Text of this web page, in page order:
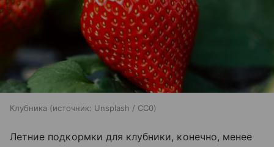
Клубника источник: Unsplash / CC0
Летние подкормки для клубники, конечно, менее